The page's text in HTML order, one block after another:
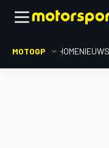
MOTOGP HOMENIEUWS